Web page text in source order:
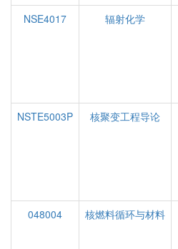
NSE4017
辐射化学
NSTE5003P
核聚变工程导论
048004
核燃料循环与材料